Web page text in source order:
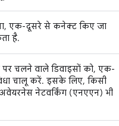
एक-दूसरे से कनेक्ट किए जा
है.
चलने वाले डिवाइसों को, एक-
चालू करें. इसके लिए, किसी
नेटवर्किंग (एनएएन) भी